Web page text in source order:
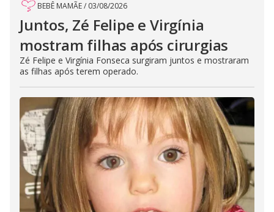
BEBÊ MAMÃE/ 03/08/2026
Juntos, Zé Felipe e Virgínia
mostram filhas após cirurgias
Zé Felipe e Virgínia Fonseca surgiram juntos e mostraram
as filhas após terem operado.